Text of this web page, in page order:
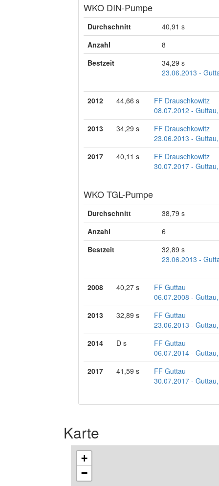
WKO DIN-Pumpe
Durchschnitt
40,91 s
Anzahl
8
Bestzeit
34,29 s
23.06.2013 -
2012 44,66 s
FF Drauschkowitz
08.07.2012 -
2013
34,29 s
FF Drauschkowitz
23.06.2013 -
2017
40,11 s
FF Drauschkowitz
30.07.2017 -
WKO TGL-Pumpe
Durchschnitt
38,79 s
Anzahl
6
Bestzeit
32,89 s
23.06.2013 -
2008 40,27 s
FF Guttau
06.07.2008 -
2013
32,89 s
FF Guttau
23.06.2013 -
2014
D s
FF Guttau
06.07.2014 -
2017
41,59 s
FF Guttau
30.07.2017 -
Karte
+
−